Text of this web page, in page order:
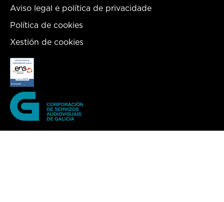
Aviso legal e política de privacidade
Política de cookies
Xestión de cookies